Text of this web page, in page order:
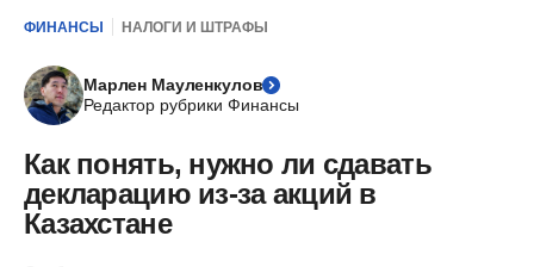
ФИНАНСЫ НАЛОГИ И ШТРАФЫ
Марлен Мауленкулов
Редактор рубрики Финансы
Как понять, нужно ли сдавать
декларацию из-за акций в
Казахстане